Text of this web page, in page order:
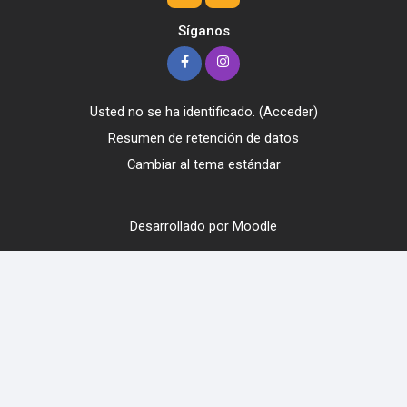
Síganos
Usted no se ha identificado. (Acceder)
Resumen de retención de datos
Cambiar al tema estándar
Desarrollado por Moodle